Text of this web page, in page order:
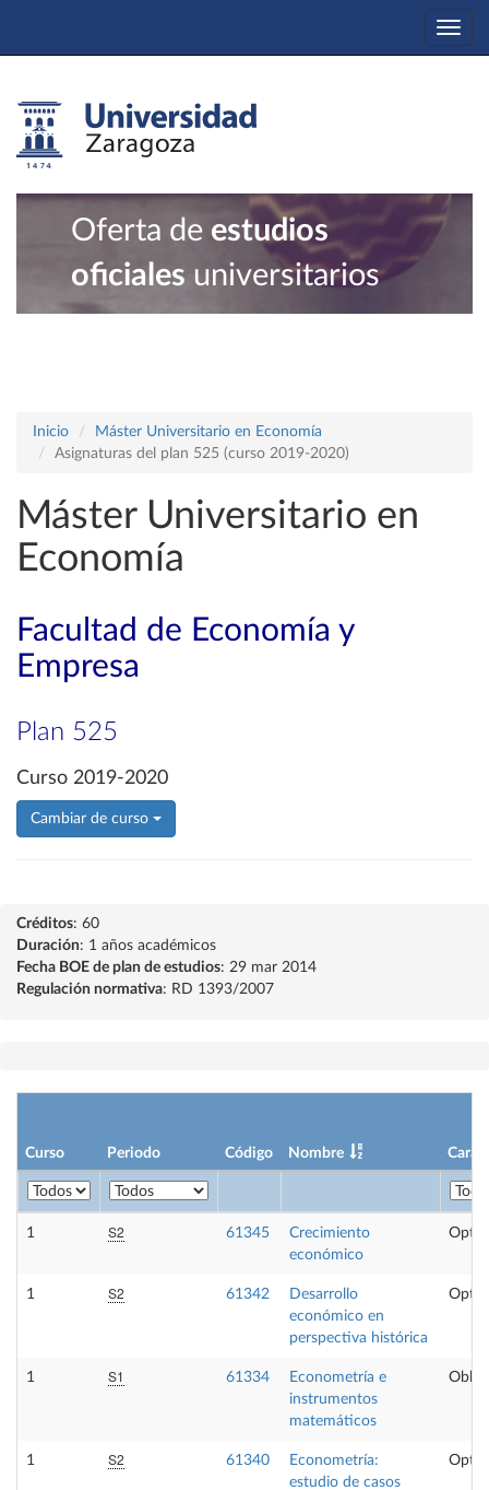
Oferta de estudios
oficiales universitarios
Inicio
Máster Universitario en Economía
Asignaturas del plan 525 (curso 2019-2020)
Máster Universitario en
Economía
Facultad de Economía y
Empresa
Plan 525
Curso 2019-2020
Cambiar de curso
Créditos: 60
Duración: 1 años académicos
Fecha BOE de plan de estudios: 29 mar 2014
Regulación normativa: RD 1393/2007
Curso Periodo Código Nombre
1 S2 61345
Crecimiento
económico
1 S2 61342
Desarrollo
económico en
perspectiva histórica
1 S1 61334
Econometría e
instrumentos
matemáticos
1 S2 61340
Econometría:
estudio de casos